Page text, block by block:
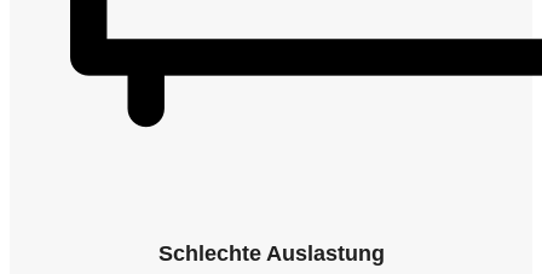
Schlechte Auslastung